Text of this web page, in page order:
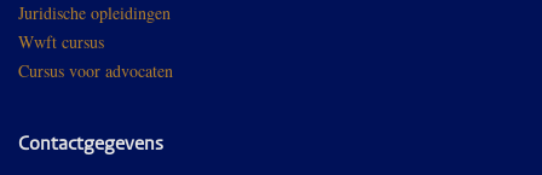
Juridische opleidingen
Wwft cursus
Cursus voor advocaten
Contactgegevens